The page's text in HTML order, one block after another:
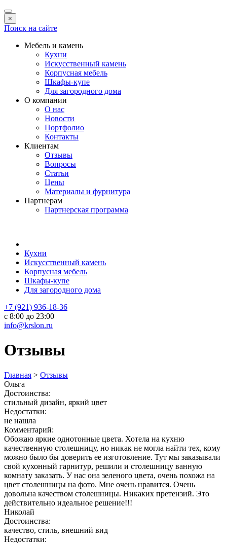
×
Поиск на сайте
Мебель и камень
Кухни
Искусственный камень
Корпусная мебель
Шкафы-купе
Для загородного дома
О компании
О нас
Новости
Портфолио
Контакты
Клиентам
Отзывы
Вопросы
Статьи
Цены
Материалы и фурнитура
Партнерам
Партнерская программа
Кухни
Искусственный камень
Корпусная мебель
Шкафы-купе
Для загородного дома
+7 (921) 936-18-36
с 8:00 до 23:00
info@krslon.ru
Отзывы
Главная > Отзывы
Ольга
Достоинства:
стильный дизайн, яркий цвет
Недостатки:
не нашла
Комментарий:
Обожаю яркие однотонные цвета. Хотела на кухню
качественную столешницу, но никак не могла найти тех, кому
можно было бы доверить ее изготовление. Тут мы заказывали
свой кухонный гарнитур, решили и столешницу ванную
комнату заказать. У нас она зеленого цвета, очень похожа на
цвет столешницы на фото. Мне очень нравится. Очень
довольна качеством столешницы. Никаких претензий. Это
действительно идеальное решение!!!
Николай
Достоинства:
качество, стиль, внешний вид
Недостатки: